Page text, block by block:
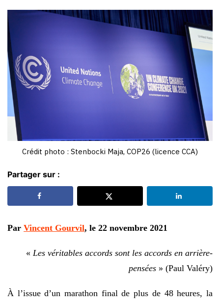
Crédit photo : Stenbocki Maja, COP26 (licence CCA)
Partager sur :
Par Vincent Gourvil, le 22 novembre 2021
« Les véritables accords sont les accords en arrière-
pensées » (Paul Valéry)
À l’issue d’un marathon final de plus de 48 heures, la